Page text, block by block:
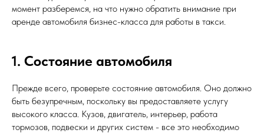
момент разберемся, на что нужно обратить внимание при
аренде автомобиля бизнес-класса для работы в такси.
1. Состояние автомобиля
Прежде всего, проверьте состояние автомобиля. Оно должно
быть безупречным, поскольку вы предоставляете услугу
высокого класса. Кузов, двигатель, интерьер, работа
тормозов, подвески и других систем - все это необходимо